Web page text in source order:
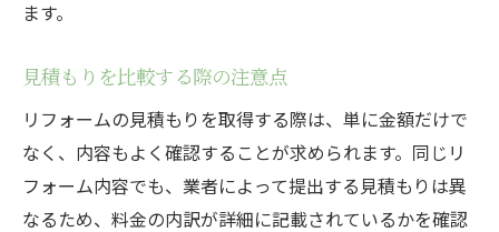
ます。
見積もりを比較する際の注意点
リフォームの見積もりを取得する際は、単に金額だけで
なく、内容もよく確認することが求められます。同じリ
フォーム内容でも、業者によって提出する見積もりは異
なるため、料金の内訳が詳細に記載されているかを確認